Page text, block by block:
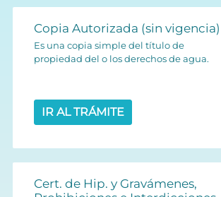
Copia Autorizada (sin vigencia)
Es una copia simple del título de
propiedad del o los derechos de agua.
IR AL TRÁMITE
Cert. de Hip. y Gravámenes,